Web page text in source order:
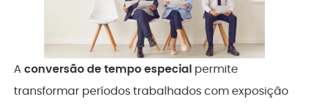
A conversão de tempo especial permite
transformar períodos trabalhados com exposição